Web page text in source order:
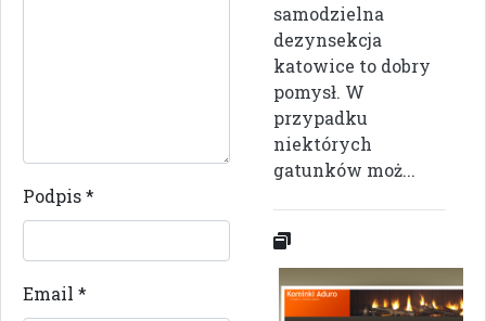
Podpis*
Email *
samodzielna
dezynsekcja
katowice to dobry
pomysł. W
przypadku
niektórych
gatunków moż...